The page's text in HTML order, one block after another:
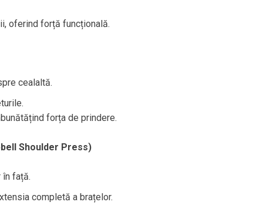
oferind forță funcțională.
cealaltă.
forța de prindere.
Shoulder Press)
în față.
completă a brațelor.